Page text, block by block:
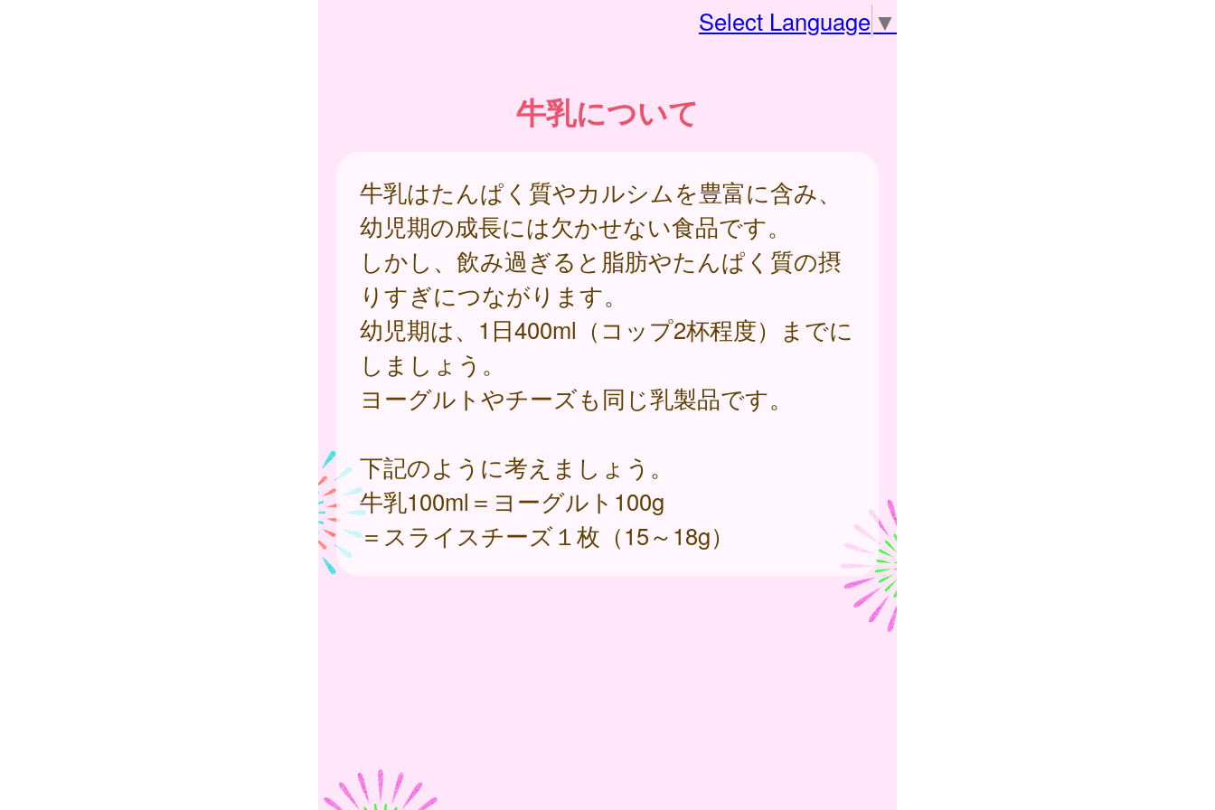
Select Language ▼
牛乳について
牛乳はたんぱく質やカルシムを豊富に含み、
幼児期の成長には欠かせない食品です。
しかし、飲み過ぎると脂肪やたんぱく質の摂
りすぎにつながります。
幼児期は、1日400ml（コップ2杯程度）までに
しましょう。
ヨーグルトやチーズも同じ乳製品です。
下記のように考えましょう。
牛乳100ml＝ヨーグルト100g
＝スライスチーズ１枚（15～18g）